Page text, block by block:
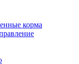
корма